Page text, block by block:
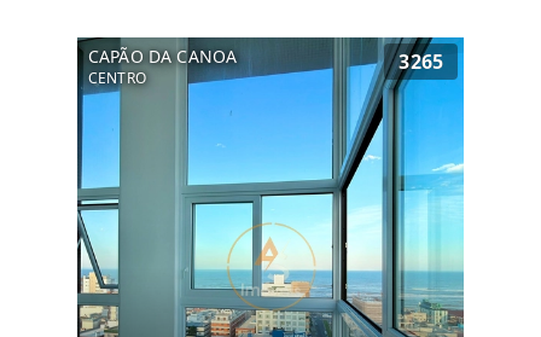
CAPÃO DA CANOA
CENTRO
3265